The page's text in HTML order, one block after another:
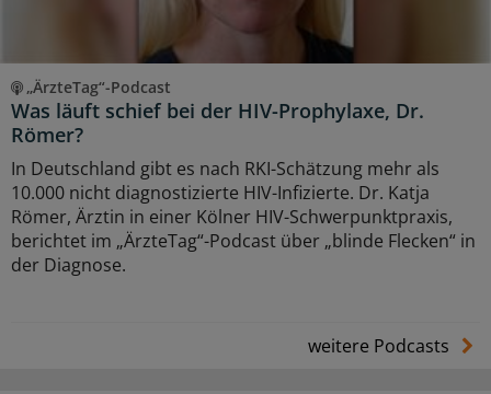
„ÄrzteTag“-Podcast
Was läuft schief bei der HIV-Prophylaxe, Dr.
Römer?
In Deutschland gibt es nach RKI-Schätzung mehr als
10.000 nicht diagnostizierte HIV-Infizierte. Dr. Katja
Römer, Ärztin in einer Kölner HIV-Schwerpunktpraxis,
berichtet im „ÄrzteTag“-Podcast über „blinde Flecken“ in
der Diagnose.
weitere Podcasts